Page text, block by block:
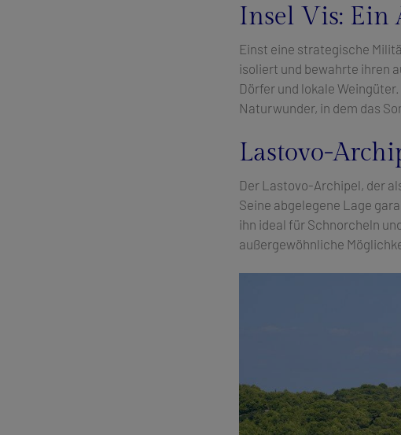
Insel Vis: Ein
Einst eine strategische
isoliert und bewahrte ihren
Dörfer und lokale
Naturwunder, in dem das
Lastovo-
Der Lastovo-Archipel, der
Seine abgelegene Lage
ihn ideal für Schnorcheln
außergewöhnliche